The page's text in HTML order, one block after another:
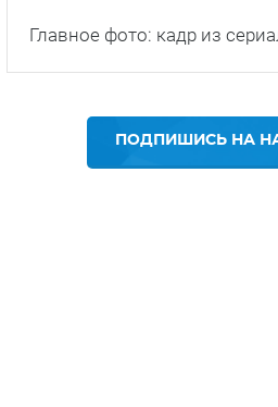
Главное фото: кадр из
ПОДПИШИСЬ НА